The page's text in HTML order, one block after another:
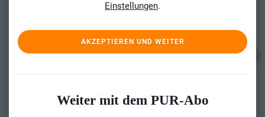
Einstellungen.
AKZEPTIEREN UND WEITER
Weiter mit dem PUR-Abo